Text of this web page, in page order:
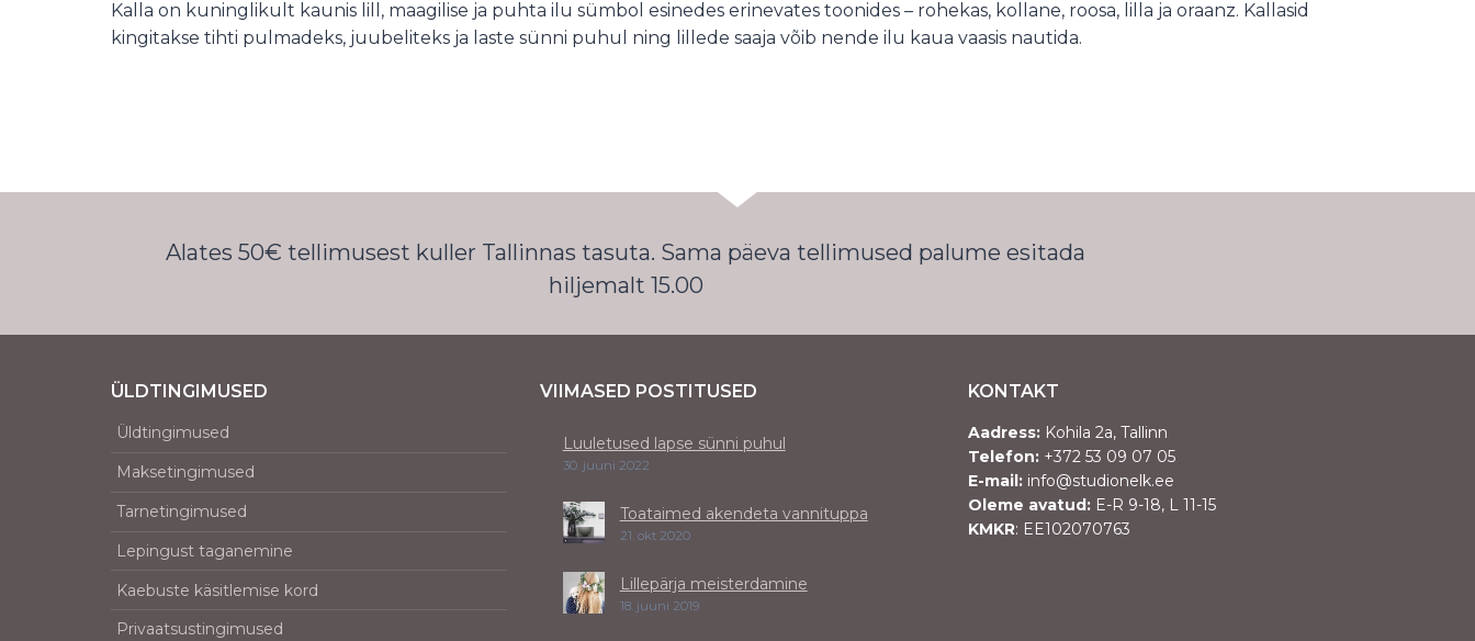
Kalla on kuninglikult kaunis lill, maagilise ja puhta ilu sümbol esinedes erinevates toonides – rohekas, kollane, roosa, lilla ja oraanz. Kallasid
kingitakse tihti pulmadeks, juubeliteks ja laste sünni puhul ning lillede saaja võib nende ilu kaua vaasis nautida.
Alates 50€ tellimusest kuller Tallinnas tasuta. Sama päeva tellimused palume esitada
hiljemalt 15.00
ÜLDTINGIMUSED
Üldtingimused
Maksetingimused
Tarnetingimused
Lepingust taganemine
Kaebuste käsitlemise kord
Privaatsustingimused
VIIMASED POSTITUSED
Luuletused lapse sünni puhul
30. juuni 2022
Toataimed akendeta vannituppa
21. okt 2020
Lillepärja meisterdamine
18. juuni 2019
KONTAKT
Aadress: Kohila 2a, Tallinn
Telefon: +372 53 09 07 05
E-mail: info@studionelk.ee
Oleme avatud: E-R 9-18, L 11-15
KMKR: EE102070763